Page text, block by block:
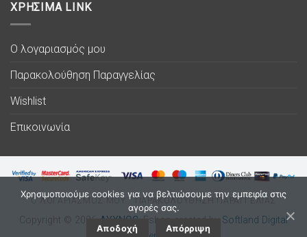
ΧΡΗΣΙΜΑ LINK
Ο λογαριασμός μου
Παρακολούθηση Παραγγελίας
Wishlist
Επικοινωνία
Ο ΛΟΓΑΡΙΑΣΜΟΣ ΜΟΥ ΠΑΡΑΚΟΛΟΥΘΗΣΗ ΠΑΡΑΓΓΕΛΙΑΣ
Copyright © 2026 ΛΥΧΝΟC . Eshop created by Softland Digital
Χρησιμοποιούμε cookies για να βελτιώσουμε την εμπειρία στις
αγορές σας.
Αποδοχή Απόρριψη